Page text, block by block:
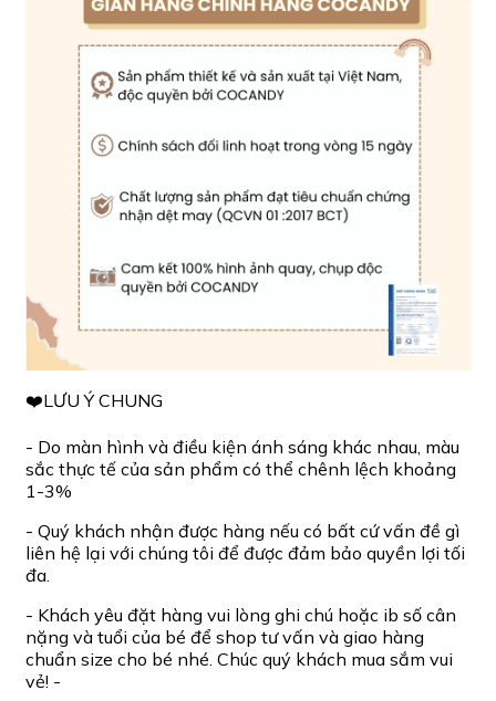
❤️LƯU Ý CHUNG
- Do màn hình và điều kiện ánh sáng khác nhau, màu
sắc thực tế của sản phẩm có thể chênh lệch khoảng
1-3%
- Quý khách nhận được hàng nếu có bất cứ vấn đề gì
liên hệ lại với chúng tôi để được đảm bảo quyền lợi tối
đa.
- Khách yêu đặt hàng vui lòng ghi chú hoặc ib số cân
nặng và tuổi của bé để shop tư vấn và giao hàng
chuẩn size cho bé nhé. Chúc quý khách mua sắm vui
vẻ! -